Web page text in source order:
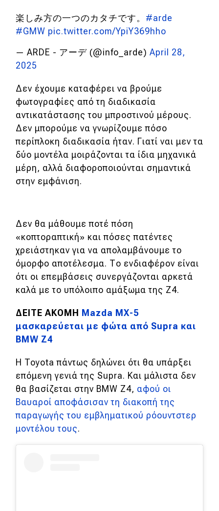
Νέα
Παρουσιάσεις
DRIVE Away
MOTO
Μεταχειρισμένο
Οδηγός αγοράς
Συμβουλές
Συμβουλές
ΚΤΕΟ
Οδική βοήθεια
eDRIVE
DRIVE USED
楽しみ方の一つのカタチです。 #arde
#GMW pic.twitter.com/YpiY369hho
— ARDE - アーデ (@info_arde) April 28,
2025
Δεν έχουμε καταφέρει να βρούμε
φωτογραφίες από τη διαδικασία
αντικατάστασης του μπροστινού μέρους.
Δεν μπορούμε να γνωρίζουμε πόσο
περίπλοκη διαδικασία ήταν. Γιατί ναι μεν τα
δύο μοντέλα μοιράζονται τα ίδια μηχανικά
μέρη, αλλά διαφοροποιούνται σημαντικά
στην εμφάνιση.
Δεν θα μάθουμε ποτέ πόση
«κοπτοραπτική» και πόσες πατέντες
χρειάστηκαν για να απολαμβάνουμε το
όμορφο αποτέλεσμα. Το ενδιαφέρον είναι
ότι οι επεμβάσεις συνεργάζονται αρκετά
καλά με το υπόλοιπο αμάξωμα της Z4.
ΔΕΙΤΕ ΑΚΟΜΗ
Mazda MX-5
μασκαρεύεται με φώτα από Supra και
BMW Z4
Η Toyota πάντως δηλώνει ότι θα υπάρξει
επόμενη γενιά της Supra. Και μάλιστα δεν
θα βασίζεται στην BMW Z4, αφού οι
Βαυαροί αποφάσισαν τη διακοπή της
παραγωγής του εμβληματικού ρόουντστερ
μοντέλου τους.